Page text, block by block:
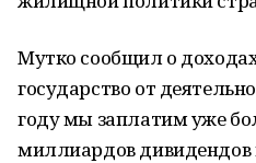
Мутко сообщил о
государство от
году мы заплатим уже
миллиардов дивидендов